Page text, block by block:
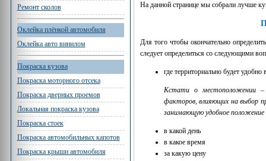
Ремонт сколов
Оклейка плёнкой автомобиля
Оклейка авто винилом
Покраска кузова
Покраска моторного отсека
Покраска дверных проемов
Локальная покраска кузова
Покраска стоек
Покраска автомобильных капотов
Покраска крыши автомобиля
На данной странице мы собрали лучше
Для того чтобы окончательно
следует определиться со следующими
где территориально будет
Кстати о местоположении –
факторов, влияющих на выбор
занимающую удобное
в какой день
в какое время
за какую цену